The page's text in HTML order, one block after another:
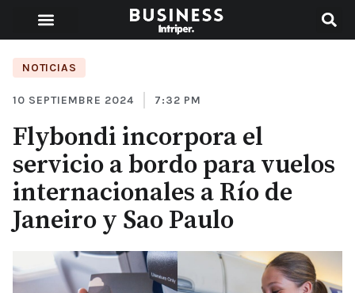
NOTICIAS
10 SEPTIEMBRE 2024 7:32 PM
Flybondi incorpora el
servicio a bordo para vuelos
internacionales a Río de
Janeiro y Sao Paulo